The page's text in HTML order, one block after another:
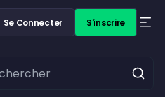
Se Connecter S'inscrire